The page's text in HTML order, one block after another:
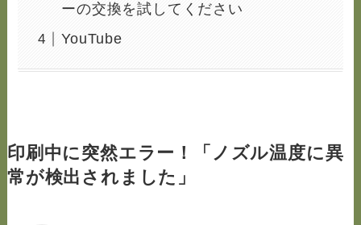
ーの交換を試してください
YouTube
印刷中に突然エラー！「ノズル温度に異
常が検出されました」